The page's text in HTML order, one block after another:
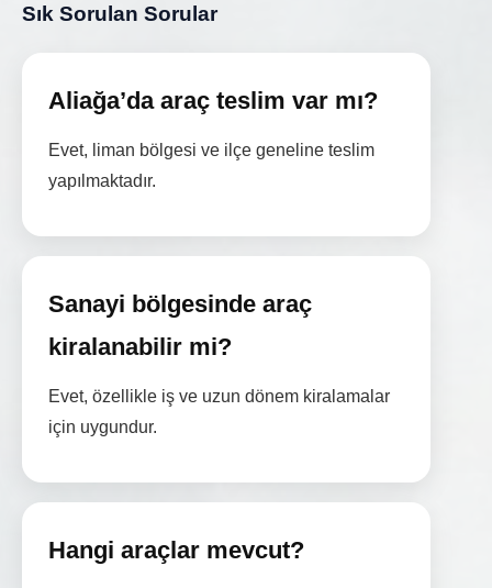
Sık Sorulan Sorular
Aliağa’da araç teslim var mı?
Evet, liman bölgesi ve ilçe geneline teslim
yapılmaktadır.
Sanayi bölgesinde araç
kiralanabilir mi?
Evet, özellikle iş ve uzun dönem kiralamalar
için uygundur.
Hangi araçlar mevcut?